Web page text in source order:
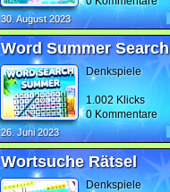
30. August 2023
Word Summer Search
Denkspiele
1.002 Klicks
0 Kommentare
26. Juni 2023
Wortsuche Rätsel
Denkspiele